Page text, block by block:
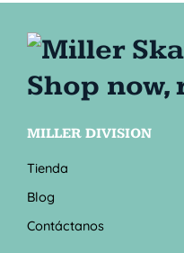
MILLER DIVISION
Tienda
Blog
Contáctanos